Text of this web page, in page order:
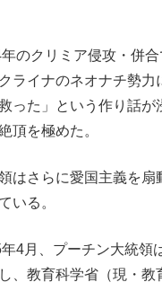
のクリミア侵攻・併合
ライナのネオナチ勢力
った」という作り話が
頂を極めた。
はさらに愛国主義を扇
いる。
4月、プーチン大統領
、教育科学省（現・教